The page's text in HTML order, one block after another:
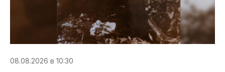
08.08.2026 в 10:30